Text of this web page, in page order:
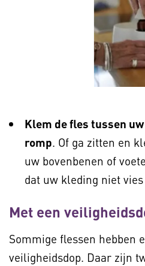
Klem de fles tussen
romp. Of ga zitten en
uw bovenbenen of
dat uw kleding niet
Met een
Sommige flessen hebben
veiligheidsdop. Daar zijn